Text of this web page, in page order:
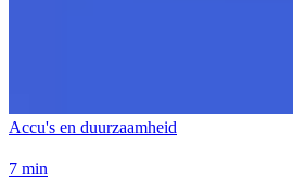
Accu's en duurzaamheid
7 min